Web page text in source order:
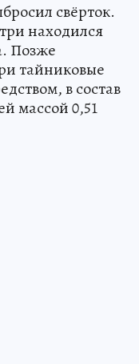
свёрток.
находился
Позже
тайниковые
в состав
массой 0,51